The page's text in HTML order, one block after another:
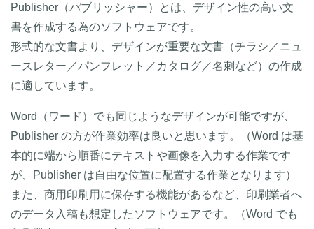
Publisher（パブリッシャー）とは、デザイン性の高い文
書を作成する為のソフトウェアです。
形式的な文書より、デザインが重要な文書（チラシ／ニュ
ースレター／パンフレット／カタログ／名刺など）の作成
に適しています。
Word（ワード）でも同じようなデザインが可能ですが、
Publisher の方が作業効率は良いと思います。（Word は基
本的に端から順番にテキストや画像を入力する作業です
が、Publisher は自由な位置に配置する作業となります）
また、商用印刷用に保存する機能があるなど、印刷業者へ
のデータ入稿も想定したソフトウェアです。（Word でも